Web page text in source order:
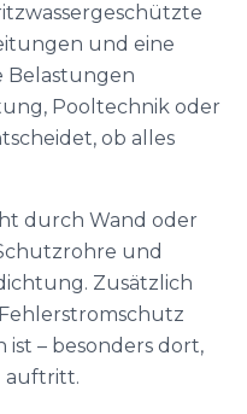
und eine
Belastungen
Pooltechnik oder
ob alles
durch Wand oder
und
Zusätzlich
– besonders dort,
auftritt.